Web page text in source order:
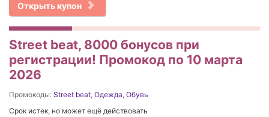
Открыть купон
Street beat, 8000 бонусов при
регистрации! Промокод по 10 марта
2026
Промокоды: Street beat, Одежда, Обувь
Срок истек, но может ещё действовать